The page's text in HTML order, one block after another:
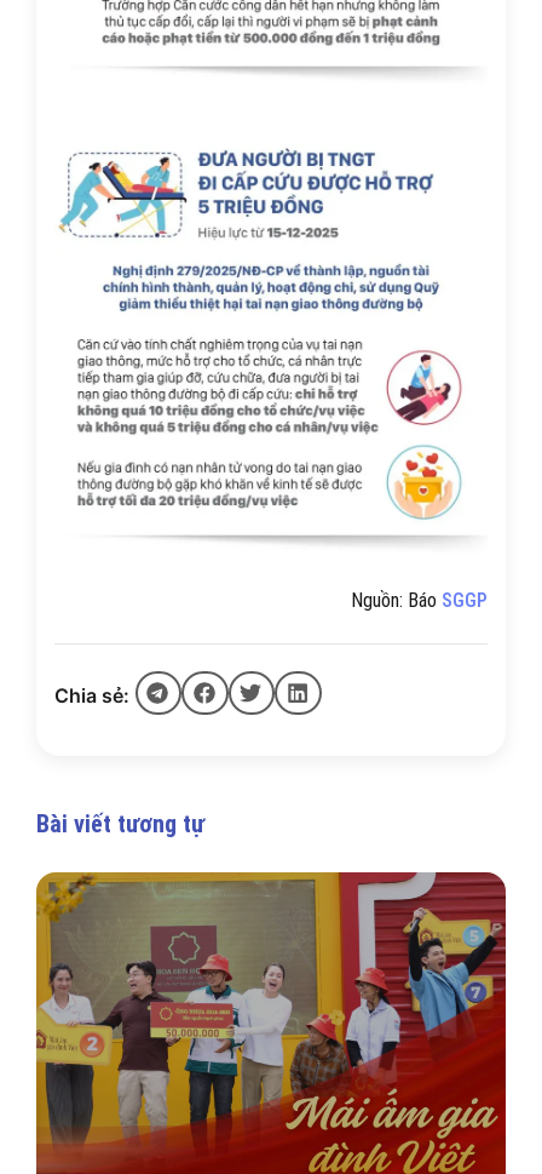
Nguồn: Báo SGGP
Chia sẻ:
Bài viết tương tự